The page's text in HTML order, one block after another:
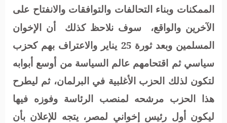
الممكنات وبناء التحالفات والتوافقات والانفتاح على
الآخرين والواقع،
سوف نلاحظ كذلك
أن الإخوان
المسلمين وبعد ثورة 25 يناير والاعتراف بهم كحزب
سياسي ثم اقتحامهم عالم السياسة من أوسع أبوابه
لتكون لذلك الحزب الأغلبية في البرلمان، ثم ليطرح
هذا الحزب مرشحه لمنصب الرئاسة وفوزه فيها
ليكون أول رئيس إخواني لمصر، يتجه للإعلان بأن